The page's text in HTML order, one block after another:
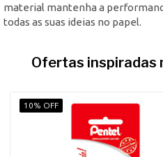
material mantenha a
todas as suas ideias no papel.
Ofertas inspiradas
10% OFF